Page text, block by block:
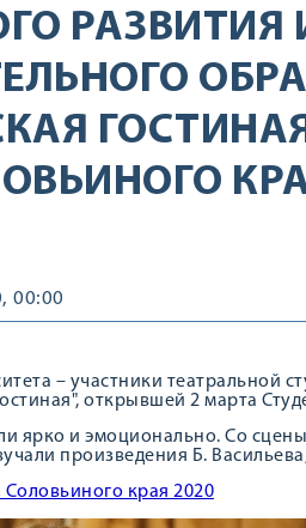
РАЗВИТИЯ
00:00
– участники театральной
открывшей 2 марта
ярко и эмоционально. Со
произведения Б.
Соловьиного края 2020